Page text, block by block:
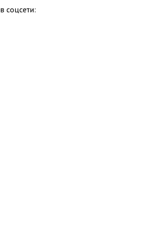
соцсети: